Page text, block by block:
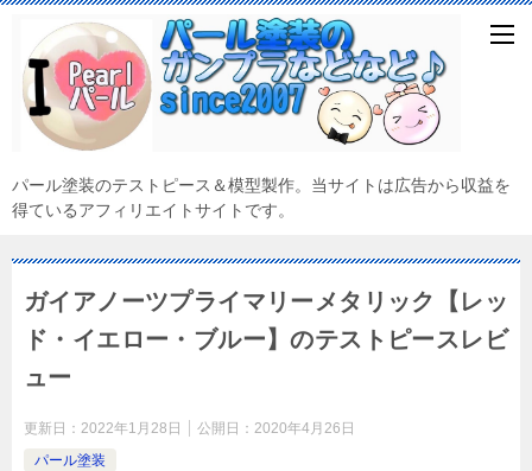
パール塗装のテストピース＆模型製作。当サイトは広告から収益を
得ているアフィリエイトサイトです。
ガイアノーツプライマリーメタリック【レッ
ド・イエロー・ブルー】のテストピースレビ
ュー
更新日： 2022年1月28日 公開日： 2020年4月26日
パール塗装